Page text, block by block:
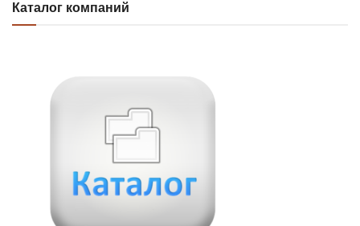
Каталог компаний